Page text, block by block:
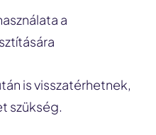
a
is visszatérhetnek,
szükség.